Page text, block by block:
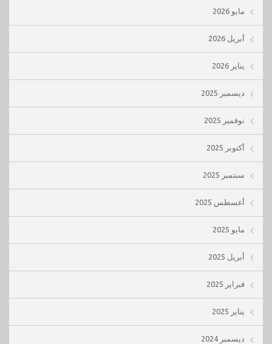
مايو 2026
أبريل 2026
يناير 2026
ديسمبر 2025
نوفمبر 2025
أكتوبر 2025
سبتمبر 2025
أغسطس 2025
مايو 2025
أبريل 2025
فبراير 2025
يناير 2025
ديسمبر 2024